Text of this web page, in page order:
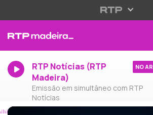
RTP Notícias (RTP
Madeira)
Emissão em simultâneo com RTP
Notícias
NO AR